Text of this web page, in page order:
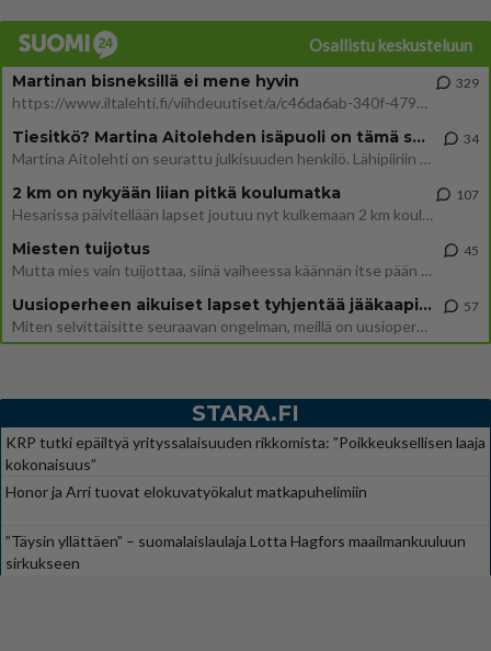
Osallistu keskusteluun
Martinan bisneksillä ei mene hyvin
https://www.iltalehti.fi/viihdeuutiset/a/c46da6ab-340f-4790-aaa7-0865eed2336 Yrityksen konkurssihakemus on tullut kärä
329
Tiesitkö? Martina Aitolehden isäpuoli on tämä suosittu laulaja
Martina Aitolehti on seurattu julkisuuden henkilö. Lähipiiriin mahtuu muitakin tunnettuja henkilöitä. Tiesitkö, että Ma
34
2 km on nykyään liian pitkä koulumatka
Hesarissa päivitellään lapset joutuu nyt kulkemaan 2 km kouluun jösses. Ruostefillarilla tuo matka menee vaikka miten äk
107
Miesten tuijotus
Mutta mies vain tuijottaa, siinä vaiheessa käännän itse pään pois. Mikä juttu? Yleensä jos joku tuijottaa tai katsoo, hä
45
Uusioperheen aikuiset lapset tyhjentää jääkaapin käydessään
Miten selvittäisitte seuraavan ongelman, meillä on uusioperhe, minulla teini-ikäiset lapset ja puolisolla aikuiset, jotk
57
STARA.FI
KRP tutki epäiltyä yrityssalaisuuden rikkomista: ”Poikkeuksellisen laaja
kokonaisuus”
Honor ja Arri tuovat elokuvatyökalut matkapuhelimiin
”Täysin yllättäen” – suomalaislaulaja Lotta Hagfors maailmankuuluun
sirkukseen